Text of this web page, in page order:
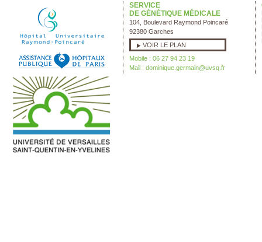
SERVICE
DE GÉNÉTIQUE MÉDICALE
104, Boulevard Raymond Poincaré
92380 Garches
VOIR LE PLAN
Mobile : 06 27 94 23 19
Mail : dominique.germain@uvsq.fr